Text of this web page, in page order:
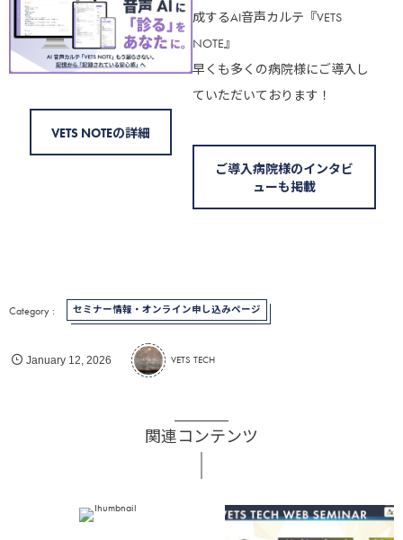
VETS NOTEの詳細
成するAI音声カルテ『VETS
NOTE』
早くも多くの病院様にご導入し
ていただいております！
ご導入病院様のインタビ
ューも掲載
セミナー情報・オンライン申し込みページ
January 12 ,2026 VETS TECH
関連コンテンツ